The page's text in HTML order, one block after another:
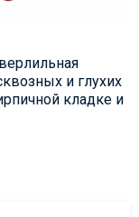
и глухих
кладке и